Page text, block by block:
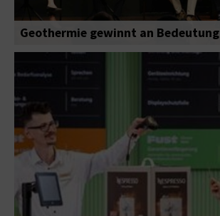
Geothermie gewinnt an Bedeutung